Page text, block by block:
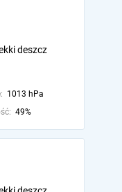
deszcz
1013 hPa
49%